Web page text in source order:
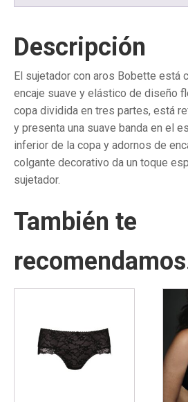
Descripción
El sujetador con aros Bobette está
encaje suave y elástico de diseño
copa dividida en tres partes, está
y presenta una suave banda en el
inferior de la copa y adornos de
colgante decorativo da un toque
sujetador.
También te
múltiples
tiene
Las